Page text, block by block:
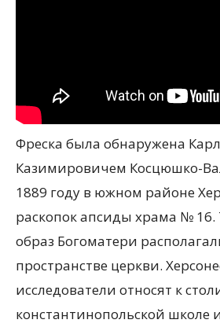
Фреска была обнаружена
Казимировичем Косцюшко-
1889 году в южном районе
раскопок апсиды храма №
образ Богоматери
пространстве церкви.
исследователи относят к
константинопольской школе